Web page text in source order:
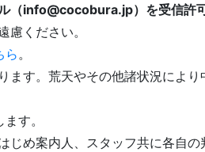
（info@cocobura.jp）を受信許
ください。
ら。
す。荒天やその他諸状況によ
す。
め案内人、スタッフ共に各自